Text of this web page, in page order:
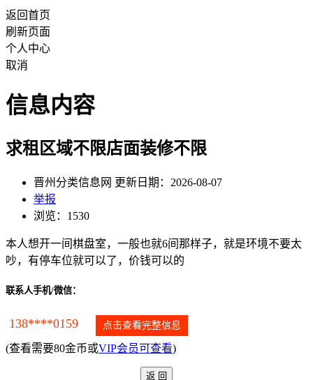
返回首页
刷新页面
个人中心
取消
信息内容
求租区域不限店面装修不限
晋州分类信息网 更新日期：2026-08-07
举报
浏览：1530
本人想开一间棋盘室，一般也就6间那样子，就是环境不要太
吵，有停车位就可以了，价钱可以的
联系人手机/微信：
138****0159 点击查看完整信息
(查看需要80金币或VIP会员可查看)